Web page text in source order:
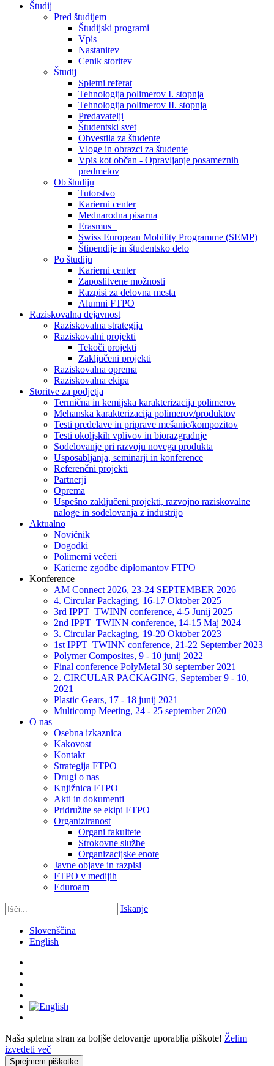
Študij
Pred študijem
Študijski programi
Vpis
Nastanitev
Cenik storitev
Študij
Spletni referat
Tehnologija polimerov I. stopnja
Tehnologija polimerov II. stopnja
Predavatelji
Študentski svet
Obvestila za študente
Vloge in obrazci za študente
Vpis kot občan - Opravljanje posameznih
predmetov
Ob študiju
Tutorstvo
Karierni center
Mednarodna pisarna
Erasmus+
Swiss European Mobility Programme (SEMP)
Štipendije in študentsko delo
Po študiju
Karierni center
Zaposlitvene možnosti
Razpisi za delovna mesta
Alumni FTPO
Raziskovalna dejavnost
Raziskovalna strategija
Raziskovalni projekti
Tekoči projekti
Zaključeni projekti
Raziskovalna oprema
Raziskovalna ekipa
Storitve za podjetja
Termična in kemijska karakterizacija polimerov
Mehanska karakterizacija polimerov/produktov
Testi predelave in priprave mešanic/kompozitov
Testi okoljskih vplivov in biorazgradnje
Sodelovanje pri razvoju novega produkta
Usposabljanja, seminarji in konference
Referenčni projekti
Partnerji
Oprema
Uspešno zaključeni projekti, razvojno raziskovalne
naloge in sodelovanja z industrijo
Aktualno
Novičnik
Dogodki
Polimerni večeri
Karierne zgodbe diplomantov FTPO
Konference
AM Connect 2026, 23-24 SEPTEMBER 2026
4. Circular Packaging, 16-17 Oktober 2025
3rd IPPT_TWINN conference, 4-5 Junij 2025
2nd IPPT_TWINN conference, 14-15 Maj 2024
3. Circular Packaging, 19-20 Oktober 2023
1st IPPT_TWINN conference, 21-22 September 2023
Polymer Composites, 9 - 10 junij 2022
Final conference PolyMetal 30 september 2021
2. CIRCULAR PACKAGING, September 9 - 10,
2021
Plastic Gears, 17 - 18 junij 2021
Multicomp Meeting, 24 - 25 september 2020
O nas
Osebna izkaznica
Kakovost
Kontakt
Strategija FTPO
Drugi o nas
Knjižnica FTPO
Akti in dokumenti
Pridružite se ekipi FTPO
Organiziranost
Organi fakultete
Strokovne službe
Organizacijske enote
Javne objave in razpisi
FTPO v medijih
Eduroam
Iskanje
Slovenščina
English
Naša spletna stran za boljše delovanje uporablja piškote! Želim
izvedeti več
Sprejmem piškotke